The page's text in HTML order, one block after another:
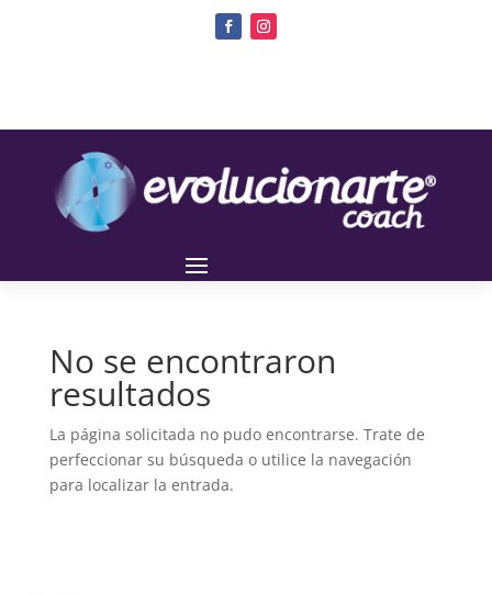
No se encontraron
resultados
La página solicitada no pudo encontrarse. Trate de
perfeccionar su búsqueda o utilice la navegación
para localizar la entrada.